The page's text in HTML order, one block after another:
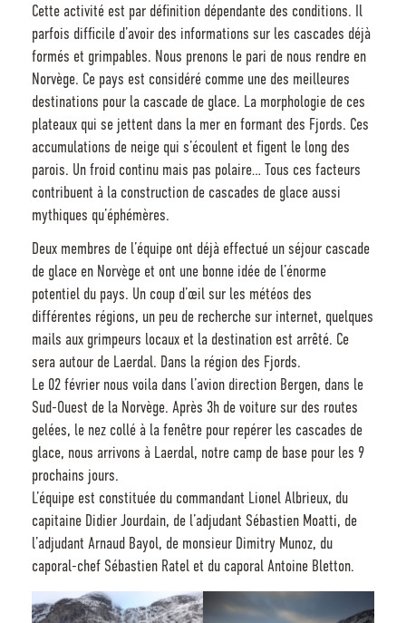
Cette activité est par définition dépendante des conditions. Il
parfois difficile d’avoir des informations sur les cascades déjà
formés et grimpables. Nous prenons le pari de nous rendre en
Norvège. Ce pays est considéré comme une des meilleures
destinations pour la cascade de glace. La morphologie de ces
plateaux qui se jettent dans la mer en formant des Fjords. Ces
accumulations de neige qui s’écoulent et figent le long des
parois. Un froid continu mais pas polaire… Tous ces facteurs
contribuent à la construction de cascades de glace aussi
mythiques qu’éphémères.
Deux membres de l’équipe ont déjà effectué un séjour cascade
de glace en Norvège et ont une bonne idée de l’énorme
potentiel du pays. Un coup d’œil sur les météos des
différentes régions, un peu de recherche sur internet, quelques
mails aux grimpeurs locaux et la destination est arrêté. Ce
sera autour de Laerdal. Dans la région des Fjords.
Le 02 février nous voila dans l’avion direction Bergen, dans le
Sud-Ouest de la Norvège. Après 3h de voiture sur des routes
gelées, le nez collé à la fenêtre pour repérer les cascades de
glace, nous arrivons à Laerdal, notre camp de base pour les 9
prochains jours.
L’équipe est constituée du commandant Lionel Albrieux, du
capitaine Didier Jourdain, de l’adjudant Sébastien Moatti, de
l’adjudant Arnaud Bayol, de monsieur Dimitry Munoz, du
caporal-chef Sébastien Ratel et du caporal Antoine Bletton.